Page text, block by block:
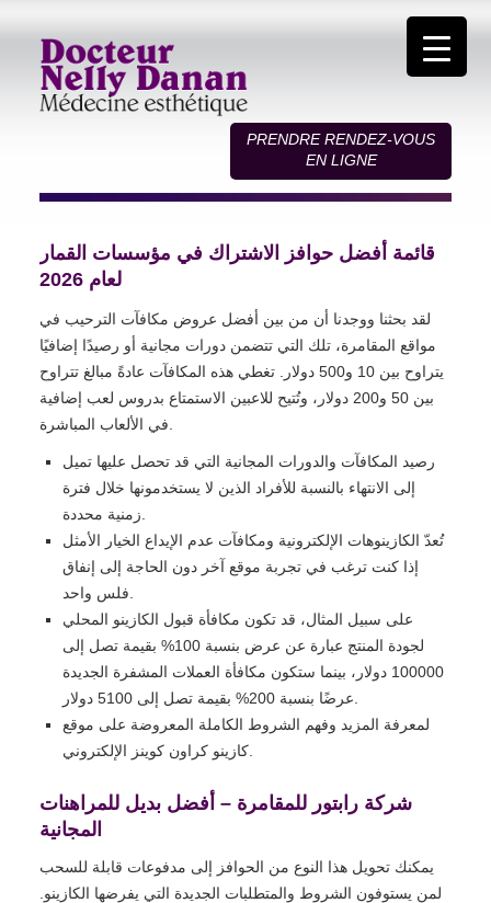
PRENDRE RENDEZ-VOUS
EN LIGNE
قائمة أفضل حوافز الاشتراك في مؤسسات القمار
لعام 2026
لقد بحثنا ووجدنا أن من بين أفضل عروض مكافآت الترحيب في
مواقع المقامرة، تلك التي تتضمن دورات مجانية أو رصيدًا إضافيًا
يتراوح بين 10 و500 دولار.
تغطي هذه المكافآت عادةً مبالغ تتراوح
بين 50 و200 دولار، وتُتيح للاعبين الاستمتاع بدروس لعب إضافية
رصيد المكافآت والدورات المجانية التي قد تحصل عليها تميل
إلى الانتهاء بالنسبة للأفراد الذين لا يستخدمونها خلال فترة
تُعدّ الكازينوهات الإلكترونية ومكافآت عدم الإيداع الخيار الأمثل
إذا كنت ترغب في تجربة موقع آخر دون الحاجة إلى إنفاق
على سبيل المثال، قد تكون مكافأة قبول الكازينو المحلي
لجودة المنتج عبارة عن عرض بنسبة 100% بقيمة تصل إلى
100000 دولار، بينما ستكون مكافأة العملات المشفرة الجديدة
لمعرفة المزيد وفهم الشروط الكاملة المعروضة على موقع
كازينو كراون كوينز الإلكتروني.
شركة رابتور للمقامرة – أفضل بديل للمراهنات
المجانية
يمكنك تحويل هذا النوع من الحوافز إلى مدفوعات قابلة للسحب
لمن يستوفون الشروط والمتطلبات الجديدة التي يفرضها الكازينو.